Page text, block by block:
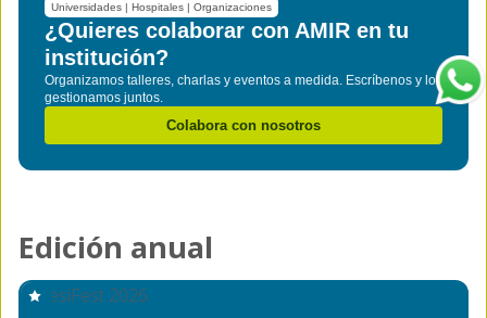
Universidades | Hospitales | Organizaciones
¿Quieres colaborar con AMIR en tu
institución?
Organizamos talleres, charlas y eventos a medida. Escríbenos y lo
gestionamos juntos.
Colabora con nosotros
Edición anual